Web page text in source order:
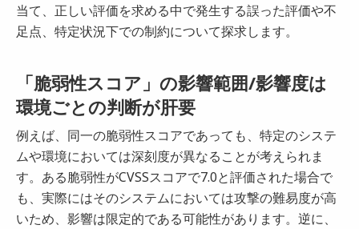
当て、正しい評価を求める中で発生する誤った評価や不
足点、特定状況下での制約について探求します。
「脆弱性スコア」の影響範囲/影響度は
環境ごとの判断が肝要
例えば、同一の脆弱性スコアであっても、特定のシステ
ムや環境においては深刻度が異なることが考えられま
す。ある脆弱性がCVSSスコアで7.0と評価された場合で
も、実際にはそのシステムにおいては攻撃の難易度が高
いため、影響は限定的である可能性があります。逆に、